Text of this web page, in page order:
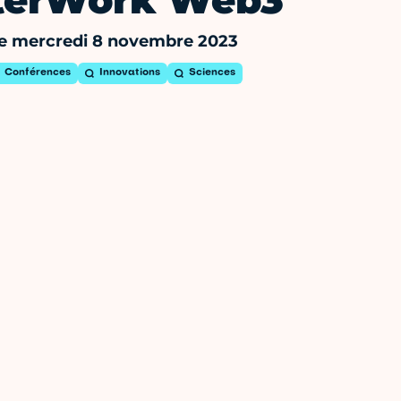
mercredi 8 novembre 2023
Conférences Innovations Sciences